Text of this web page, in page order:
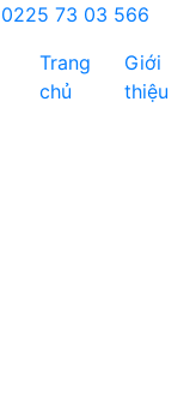
0225 73 03 566
Trang
chủ
Giới
thiệu